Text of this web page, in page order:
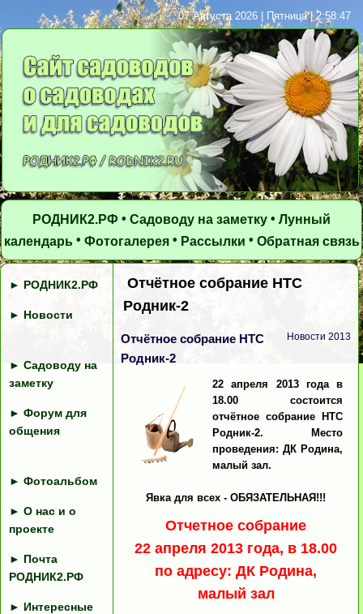
07 Августа 2026 | Пятница | 2:58:47
РОДНИК2.РФ • Садоводу на заметку • Лунный
календарь • Фотогалерея• Рассылки • Обратная связь
► РОДНИК2.РФ
► Новости
► Садоводу на
заметку
► Форум для
общения
► Фотоальбом
► О нас и о
проекте
► Почта
РОДНИК2.РФ
► Интересные
Отчётное собрание НТС
Родник-2
Отчётное собрание НТС
Родник-2
Новости 2013
22 апреля 2013 года в
18.00 состоится
отчётное собрание НТС
Родник-2. Место
проведения: ДК Родина,
малый зал.
Явка для всех - ОБЯЗАТЕЛЬНАЯ!!!
Отчетное собрание
22 апреля 2013 года, в 18.00
по адресу: ДК Родина,
малый зал